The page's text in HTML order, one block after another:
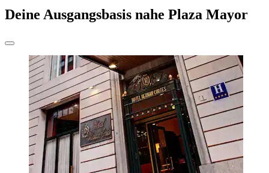
Deine Ausgangsbasis nahe Plaza Mayor